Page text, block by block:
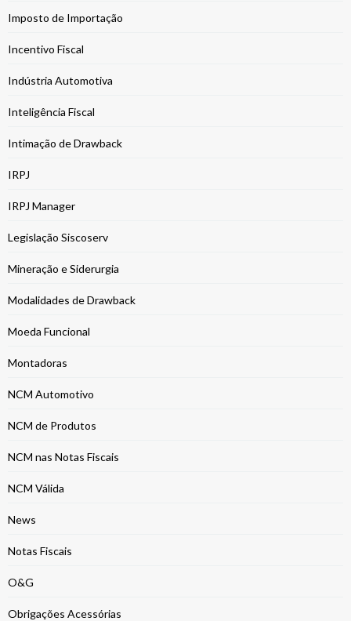
Imposto de Importação
Incentivo Fiscal
Indústria Automotiva
Inteligência Fiscal
Intimação de Drawback
IRPJ
IRPJ Manager
Legislação Siscoserv
Mineração e Siderurgia
Modalidades de Drawback
Moeda Funcional
Montadoras
NCM Automotivo
NCM de Produtos
NCM nas Notas Fiscais
NCM Válida
News
Notas Fiscais
O&G
Obrigações Acessórias